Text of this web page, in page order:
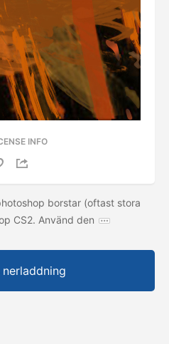
INFO
borstar (oftast stora
CS2. Använd den
nerladdning